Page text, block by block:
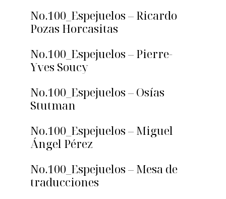
No.100_Espejuelos – Ricardo
Pozas Horcasitas
No.100_Espejuelos – Pierre-
Yves Soucy
No.100_Espejuelos – Osías
Stutman
No.100_Espejuelos – Miguel
Ángel Pérez
No.100_Espejuelos – Mesa de
traducciones